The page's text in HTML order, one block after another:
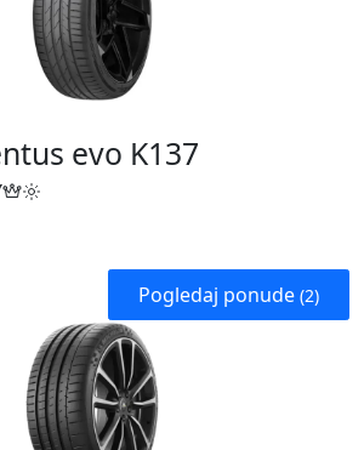
evo K137
Pogledaj ponude (2)